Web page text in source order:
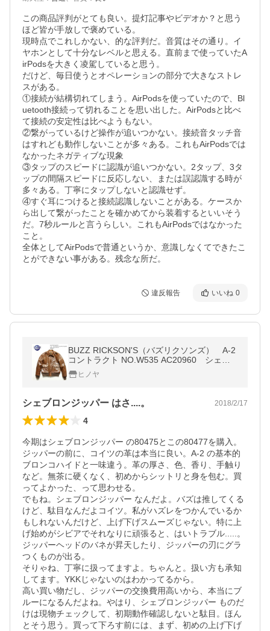
この商品評判がとても良い。提灯記事やビデオか？と思う
ほど皆が手放しで褒めている。
現時点でこれしかない、的な評判だ。音質はその通り。イ
ヤホンとして十分なレベルと思える。直前まで使っていたA
irPodsを大きく凌駕していると思う。
だけど、毎日使うとオペレーションの部分で大きなストレ
スがある。
①接続が結構切れてしまう。AirPodsを使っていたので、Bl
uetooth接続って切れることを思い出した。AirPodsと比べ
て接続の安定性は比べようもない。
②繋がっているけど操作が追いつかない。接続音タッチ音
はすれども動作しないことが多々ある。これもAirPodsでは
なかったネガティブな現象
③タップのスピードに認識が追いつかない。2タップ、3タ
ップの間隔スピードに反応しない、または誤認識する時が
多々ある。丁寧にタップしないと認識せず。
④すぐ耳につけると接続認識しないことがある。ケースか
ら出して繋がったことを確かめてから装着するといいそう
だ。7秒ルールと言うらしい。これもAirPodsではなかった
こと。
全体としてAirPodsで普通というか、意識しなくてできたこ
とができない事がある。残念な所だ。
違反報告 いいね 0
BUZZ RICKSON'S（バズリクソンズ） A-2
コントラクト NO.W535 AC20960 シェブ
ロンジッパー BR80477
ヒノヤ
シェブロンジッパー はさ....。 2018/2/17
4
今期はシェブロンジッパー の80475とこの80477を購入。
ジッパーの前に、コイツの革は本当に良い。A-2 の基本的
ブロンコハイドと一味違う。革の厚さ、色、香り、手触り
など。無茶に硬くなく、初めからシットリと身を包む。買
ってよかった、って思わせる。
でもね。シェブロンジッパー なんだよ。バズは推してくる
けど、駄目なんだよコイツ。私がハズレをつかんでいるか
もしれないんだけど、上げ下げスムーズじゃない。特に上
げ始めがシビアでそれなりに頑張ると、はいトラブル.....。
ジッパーヘッドのバネが昇天したり、ジッパーの刃にグラ
つくものが出る。
そりゃね、丁寧に扱ってますよ。ちゃんと。扱い方も承知
してます。YKKじゃないのはわかってるから。
高い買い物だし、ジッパーの交換費用高いから、本当にブ
ルーになるんだよね。やはり、シェブロンジッパー ものだ
けは現物チェックして、初期動作確認しないと駄目。ほん
とそう思う。買って下ろす前には、まず、初めの上げ下げ